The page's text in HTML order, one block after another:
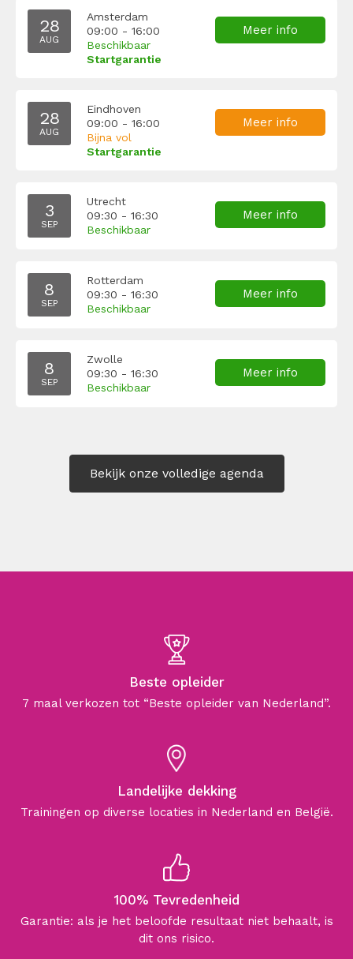
28
AUG
Amsterdam
09:00 - 16:00
Beschikbaar
Startgarantie
Meer info
28
AUG
Eindhoven
09:00 - 16:00
Bijna vol
Startgarantie
Meer info
3
SEP
Utrecht
09:30 - 16:30
Beschikbaar
Meer info
8
SEP
Rotterdam
09:30 - 16:30
Beschikbaar
Meer info
8
SEP
Zwolle
09:30 - 16:30
Beschikbaar
Meer info
Bekijk onze volledige agenda
Beste opleider
7 maal verkozen tot “Beste opleider van Nederland”.
Landelijke dekking
Trainingen op diverse locaties in Nederland en België.
100% Tevredenheid
Garantie: als je het beloofde resultaat niet behaalt, is
dit ons risico.